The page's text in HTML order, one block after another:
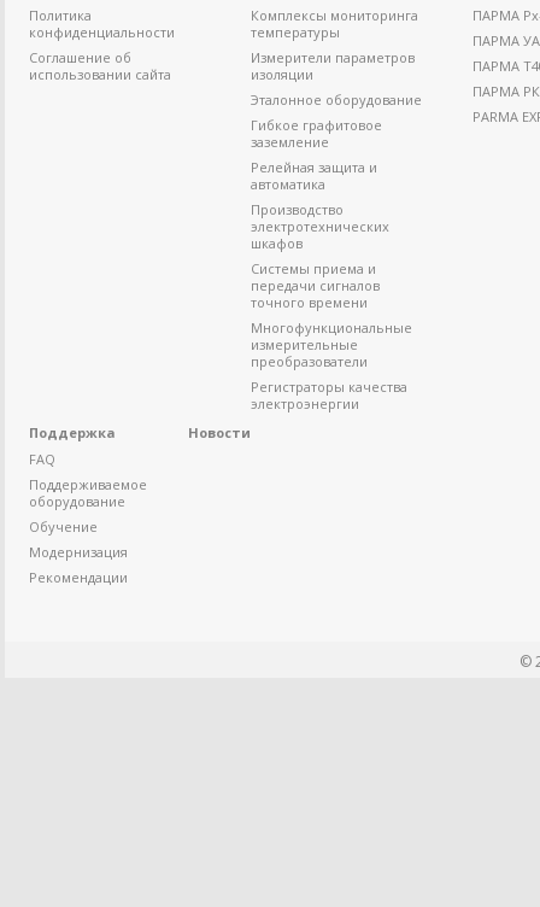
Политика
конфиденциальности
Соглашение об
использовании сайта
Комплексы мониторинга
температуры
Измерители параметров
изоляции
Эталонное оборудование
Гибкое графитовое
заземление
Релейная защита и
автоматика
Производство
электротехнических
шкафов
Системы приема и
передачи сигналов
точного времени
Многофункциональные
измерительные
преобразователи
Регистраторы качества
электроэнергии
ПАРМА
ПАРМА
ПАРМА
ПАРМА
PARMA
Поддержка
FAQ
Поддерживаемое
оборудование
Обучение
Модернизация
Рекомендации
Новости
©